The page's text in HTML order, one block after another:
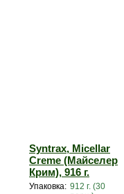
Syntrax, Micellar
Creme (Майселер
Крим), 916 г.
Упаковка: 912 г. (30